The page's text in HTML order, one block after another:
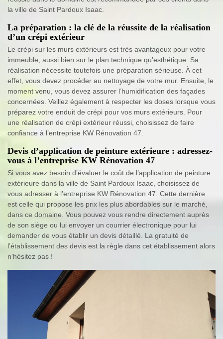
la ville de Saint Pardoux Isaac.
La préparation : la clé de la réussite de la réalisation
d’un crépi extérieur
Le crépi sur les murs extérieurs est très avantageux pour votre
immeuble, aussi bien sur le plan technique qu’esthétique. Sa
réalisation nécessite toutefois une préparation sérieuse. À cet
effet, vous devez procéder au nettoyage de votre mur. Ensuite, le
moment venu, vous devez assurer l’humidification des façades
concernées. Veillez également à respecter les doses lorsque vous
préparez votre enduit de crépi pour vos murs extérieurs. Pour
une réalisation de crépi extérieur réussi, choisissez de faire
confiance à l’entreprise KW Rénovation 47.
Devis d’application de peinture extérieure : adressez-
vous à l’entreprise KW Rénovation 47
Si vous avez besoin d’évaluer le coût de l’application de peinture
extérieure dans la ville de Saint Pardoux Isaac, choisissez de
vous adresser à l’entreprise KW Rénovation 47. Cette dernière
est celle qui propose les prix les plus abordables sur le marché,
dans ce domaine. Vous pouvez vous rendre directement auprès
de son siège ou lui envoyer un courrier électronique pour lui
demander de vous établir un devis détaillé. La gratuité de
l’établissement des devis est la règle dans cet établissement alors
n’hésitez pas !